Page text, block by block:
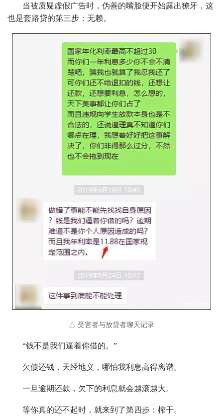
当被质疑虚假广告时，伪善的嘴脸便开始露出獠牙，这
也是套路贷的第三步：无赖。
△ 受害者与放贷者聊天记录
“钱不是我们逼着你借的。”
欠债还钱，天经地义，哪怕我利息高得离谱。
一旦逾期还款，欠下的利息就会越滚越大。
等你真的还不起时，就来到了第四步：榨干。